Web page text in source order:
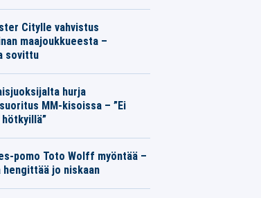
Citylle vahvistus
maajoukkueesta –
sovittu
hurja
MM-kisoissa – ”Ei
pomo Toto Wolff myöntää –
hengittää jo niskaan